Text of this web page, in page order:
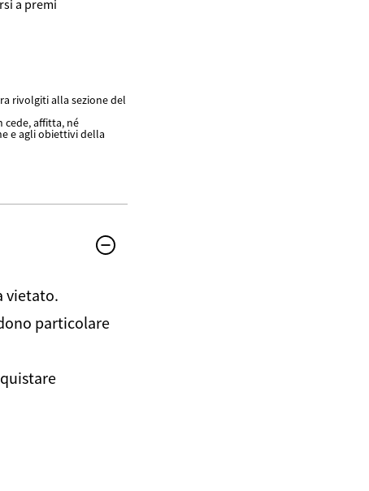
a premi
rivolgiti alla sezione del
cede, affitta, né
e agli obiettivi della
vietato.
particolare